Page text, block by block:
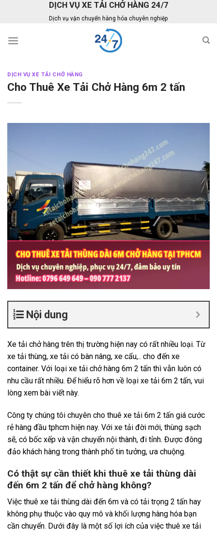
DỊCH VỤ XE TẢI CHỞ HÀNG 24/7
Dịch vụ vận chuyển hàng hóa chuyên nghiệp
DỊCH VỤ XE TẢI CHỞ HÀNG
Cho Thuê Xe Tải Chở Hàng 6m 2 tấn
Nội dung
Xe tải chở hàng trên thị trường hiện nay có rất nhiều loại. Từ
xe tải thùng, xe tải có bàn nâng, xe cẩu,.. cho đến xe
container. Với loại xe tải chở hàng 6m 2 tấn thì vẫn luôn có
nhu cầu rất nhiều. Để hiểu rõ hơn về loại xe tải 6m 2 tấn, vui
lòng xem bài viết này.
Công ty chúng tôi chuyên cho thuê xe tải 6m 2 tấn giá cước
rẻ hàng đầu tphcm hiện nay. Với xe tải đời mới, thùng sạch
sẽ, có bốc xếp và vận chuyển nội thành, đi tỉnh. Được đông
đảo khách hàng trong thành phố tin tưởng, ưa chuộng.
Có thật sự cần thiết khi thuê xe tải thùng dài
đến 6m 2 tấn để chở hàng không?
Việc thuê xe tải thùng dài đến 6m và có tải trọng 2 tấn hay
không phụ thuộc vào quy mô và khối lượng hàng hóa bạn
cần chuyển. Dưới đây là một số lợi ích của việc thuê xe tải